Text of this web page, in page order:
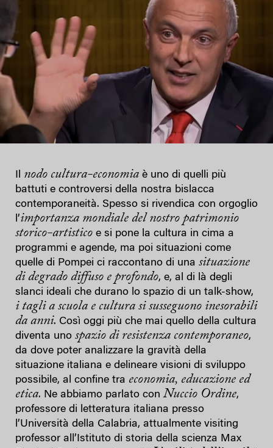
Il nodo cultura-economia è uno di quelli più
battuti e controversi della nostra bislacca
contemporaneità. Spesso si rivendica con orgoglio
l’importanza mondiale del nostro patrimonio
storico-artistico e si pone la cultura in cima a
programmi e agende, ma poi situazioni come
quelle di Pompei ci raccontano di una situazione
di degrado diffuso e profondo, e, al di là degli
slanci ideali che durano lo spazio di un talk-show,
i tagli a scuola e cultura si susseguono inesorabili
da anni. Così oggi più che mai quello della cultura
diventa uno spazio di resistenza contemporaneo,
da dove poter analizzare la gravità della
situazione italiana e delineare visioni di sviluppo
possibile, al confine tra economia, educazione ed
etica. Ne abbiamo parlato conNuccio Ordine,
professore di letteratura italiana presso
l’Università della Calabria, attualmente visiting
professor all’Istituto di storia della scienza Max